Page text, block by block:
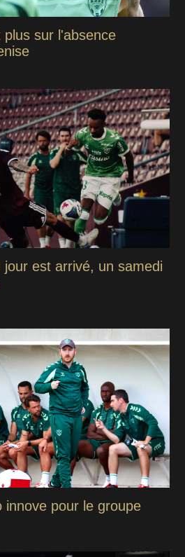
sur l'absence
est arrivé, un samedi
innove pour le groupe